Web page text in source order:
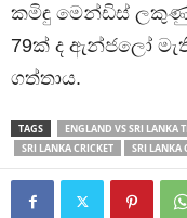
කමිඳු මෙන්ඩිස් ලකුණු
79ක් ද ඇන්ජලෝ
ගත්තාය.
TAGS ENGLAND VS SRI LANKA
SRI LANKA CRICKET
SRI LANKA